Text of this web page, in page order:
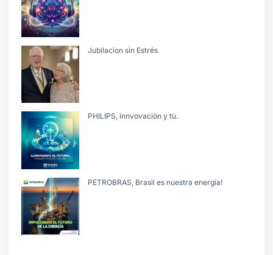
Jubilacion sin Estrés
PHILIPS, innvovaciòn y tù.
PETROBRAS, Brasil es nuestra energía!